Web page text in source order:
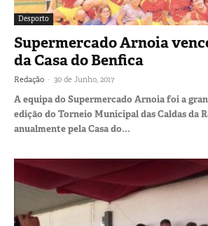
Desporto
Supermercado Arnoia
da Casa do Benfica
Redação - 30 de Junho, 2017
A equipa do Supermercado Arnoia foi a
edição do Torneio Municipal das Caldas da
anualmente pela Casa do...